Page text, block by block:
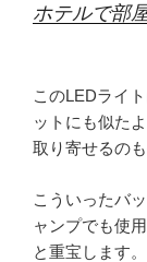
ホテルで部
このLEDライ
ットにも似た
取り寄せるのも
こういったバ
ャンプでも使
と重宝します。